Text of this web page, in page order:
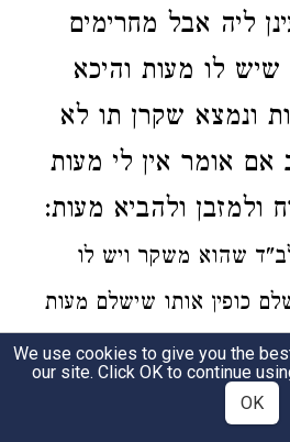
ליה אבל מחרימים
שיש לו מעות והיכא
ונמצא שקרן תו לא
אם אומר אין לי מעות
ולמזבן ולהביא מעות:
שהוא משקר ויש לו
כופין אותו שישלם מעות
ז' ח':
אינו צריך למכור כדי
We use cookies to give you the
our site. Click OK to continue
OK